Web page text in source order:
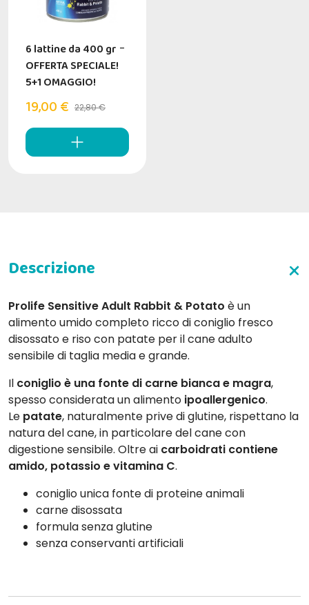
6 lattine da 400 gr -
OFFERTA SPECIALE!
5+1 OMAGGIO!
19,00 € 22,80 €
Prolife Sensitive Adult Rabbit & Potato è un
alimento umido completo ricco di coniglio fresco
disossato e riso con patate per il cane adulto
sensibile di taglia media e grande.
Il coniglio è una fonte di carne bianca e magra,
spesso considerata un alimento ipoallergenico.
Le patate, naturalmente prive di glutine, rispettano la
natura del cane, in particolare del cane con
digestione sensibile. Oltre ai carboidrati contiene
amido, potassio e vitamina C.
coniglio unica fonte di proteine animali
carne disossata
formula senza glutine
senza conservanti artificiali